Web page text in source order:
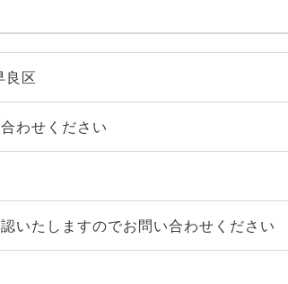
良区
わせください
いたしますのでお問い合わせください